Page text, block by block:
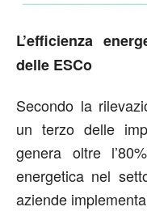
L’efficienza
delle ESCo
Secondo la
un terzo delle
genera oltre
energetica nel
aziende